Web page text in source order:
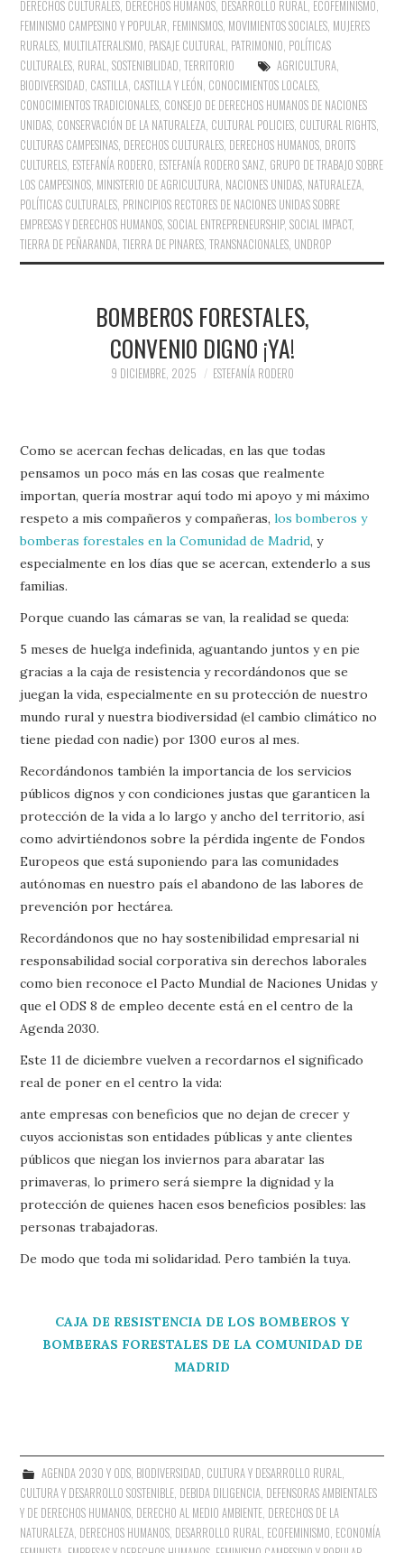
DERECHOS CULTURALES DERECHOS HUMANOS DESARROLLO RURAL ECOFEMINISMO
FEMINISMO CAMPESINO Y POPULAR FEMINISMOS MOVIMIENTOS SOCIALES MUJERES
RURALES MULTILATERALISMO PAISAJE CULTURAL PATRIMONIO POLÍTICAS
CULTURALES RURAL ,SOSTENIBILIDAD ,TERRITORIO AGRICULTURA,
BIODIVERSIDAD CASTILLA CASTILLA Y LEÓN CONOCIMIENTOS LOCALES
CONOCIMIENTOS TRADICIONALES CONSEJO DE DERECHOS HUMANOS DE NACIONES
UNIDAS CONSERVACIÓN DE LA NATURALEZA CULTURAL POLICIES CULTURAL RIGHTS
CULTURAS CAMPESINAS DERECHOS CULTURALES DERECHOS HUMANOS DROITS
CULTURELS ESTEFANÍA RODERO ESTEFANÍA RODERO SANZ GRUPO DE TRABAJO SOBRE
LOS CAMPESINOS MINISTERIO DE AGRICULTURA NACIONES UNIDAS NATURALEZA
POLÍTICAS CULTURALES PRINCIPIOS RECTORES DE NACIONES UNIDAS SOBRE
EMPRESAS Y DERECHOS HUMANOS ,SOCIAL ENTREPRENEURSHIP,SOCIAL IMPACT,
TIERRA DE PEÑARANDA ,TIERRA DE PINARES ,TRANSNACIONALES UNDROP
BOMBEROS FORESTALES,
CONVENIO DIGNO ¡YA!
9 DICIEMBRE, 2025 ESTEFANÍA RODERO
Como se acercan fechas delicadas, en las que todas
pensamos un poco más en las cosas que realmente
importan, quería mostrar aquí todo mi apoyo y mi máximo
respeto a mis compañeros y compañeras,los bomberos y
bomberas forestales en la Comunidad de Madrid, y
especialmente en los días que se acercan, extenderlo a sus
familias.
Porque cuando las cámaras se van, la realidad se queda:
5 meses de huelga indefinida, aguantando juntos y en pie
gracias a la caja de resistencia y recordándonos que se
juegan la vida, especialmente en su protección de nuestro
mundo rural y nuestra biodiversidad (el cambio climático no
tiene piedad con nadie) por 1300 euros al mes.
Recordándonos también la importancia de los servicios
públicos dignos y con condiciones justas que garanticen la
protección de la vida a lo largo y ancho del territorio, así
como advirtiéndonos sobre la pérdida ingente de Fondos
Europeos que está suponiendo para las comunidades
autónomas en nuestro país el abandono de las labores de
prevención por hectárea.
Recordándonos que no hay sostenibilidad empresarial ni
responsabilidad social corporativa sin derechos laborales
como bien reconoce el Pacto Mundial de Naciones Unidas y
que el ODS 8 de empleo decente está en el centro de la
Agenda 2030.
Este 11 de diciembre vuelven a recordarnos el significado
real de poner en el centro la vida:
ante empresas con beneficios que no dejan de crecer y
cuyos accionistas son entidades públicas y ante clientes
públicos que niegan los inviernos para abaratar las
primaveras, lo primero será siempre la dignidad y la
protección de quienes hacen esos beneficios posibles: las
personas trabajadoras.
De modo que toda mi solidaridad. Pero también la tuya.
CAJA DE RESISTENCIA DE LOS BOMBEROS Y
BOMBERAS FORESTALES DE LA COMUNIDAD DE
MADRID
AGENDA 2030 Y ODS, BIODIVERSIDAD, CULTURA Y DESARROLLO RURAL,
CULTURA Y DESARROLLO SOSTENIBLE, DEBIDA DILIGENCIA, DEFENSORAS AMBIENTALES
Y DE DERECHOS HUMANOS, DERECHO AL MEDIO AMBIENTE, DERECHOS DE LA
NATURALEZA, DERECHOS HUMANOS, DESARROLLO RURAL, ECOFEMINISMO, ECONOMÍA